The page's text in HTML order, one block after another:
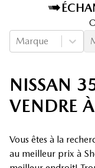
Marque
NISSAN
VENDRE
Vous êtes à la
au meilleur prix à